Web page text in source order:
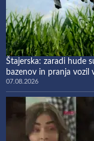
Štajerska: zaradi hude
bazenov in pranja vozil
07.08.2026